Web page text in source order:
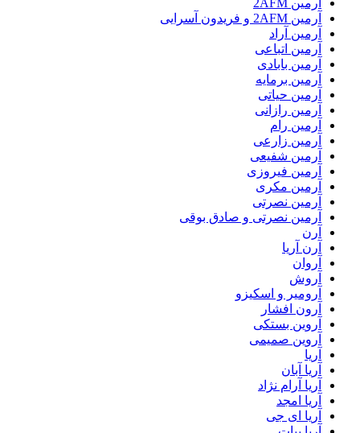
آرمین 2AFM
آرمین 2AFM و فریدون آسرایی
آرمین آراد
آرمین اتباعی
آرمین بابادی
آرمین برمایه
آرمین حیاتی
آرمین رازانی
آرمین رام
آرمین زارعی
آرمین شفیعی
آرمین فیروزی
آرمین مکری
آرمین نصرتی
آرمین نصرتی و صادق بوقی
آرن
آرن آریا
آروان
آروش
آرومیر و اسکیزو
آرون افشار
آروین بستکی
آروین صمیمی
آریا
آریا آبان
آریا آرام نژاد
آریا امجد
آریا ای جی